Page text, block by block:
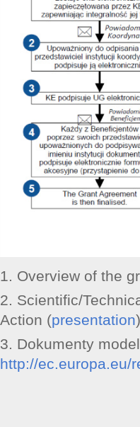
1. Overview of the
2. Scientific/
Action (presentation)
3. Dokumenty
http://ec.europa.eu/